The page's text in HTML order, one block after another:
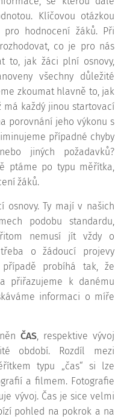
Klíčovou otázkou
hodnocení žáků. Při
co je pro nás
to, jak žáci plní osnovy,
všechny důležité
zkoumat hlavně to, jak
každý jinou startovací
porovnání jeho výkonu s
případné chyby
jiných požadavků?
ptáme po typu měřítka,
žáků.
osnovy. Ty mají v našich
podobu standardu,
nemusí jít vždy o
o žádoucí projevy
probíhá tak, že
přiřazujeme k danému
informaci o míře
ČAS, respektive vývoj
období. Rozdíl mezi
typu „čas“ si lze
a filmem. Fotografie
vývoj. Čas je sice velmi
pohled na pokrok a na